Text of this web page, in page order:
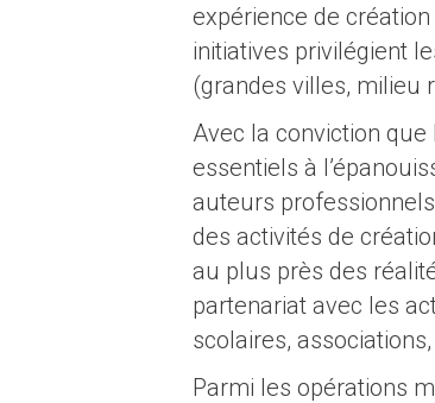
expérience de
initiatives privilégient
(grandes villes, milieu
Avec la conviction
essentiels à
auteurs
des activités de
au plus près des
partenariat avec les
scolaires,
Parmi les opérations